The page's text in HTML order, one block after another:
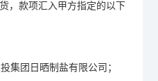
，款项汇入甲方指定的以下
集团日晒制盐有限公司 ；